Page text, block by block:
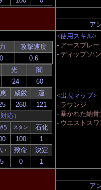
ア
攻撃速度
光 闇
威厳 運
応）
スタン 石化
致命 決定
<使用スキル>
- アースブレー
- ディップソ\
<出現マップ>
- ラウンジ
- 暴かれた納
- ウエストス
ア